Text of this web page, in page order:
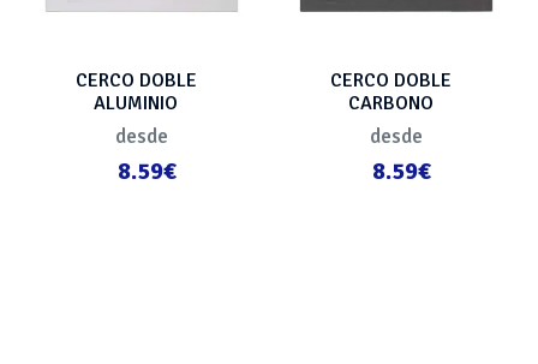
CERCO DOBLE
ALUMINIO
METALIZADO
desde
8.59€
CERCO DOBLE
CARBONO
METALIZADO
desde
8.59€